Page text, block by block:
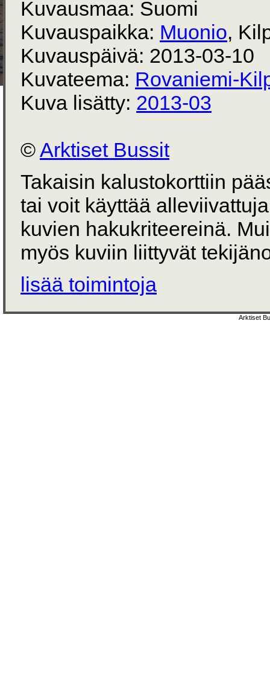
Kuvausmaa: Suomi
Kuvauspaikka: Muonio,
Kuvauspäivä: 2013-03-10
Kuvateema: Rovaniemi-
Kuva lisätty: 2013-03
©Arktiset Bussit
Takaisin kalustokorttiin
tai voit käyttää
kuvien hakukriteereinä.
myös kuviin liittyvät
lisää toimintoja
Arktiset